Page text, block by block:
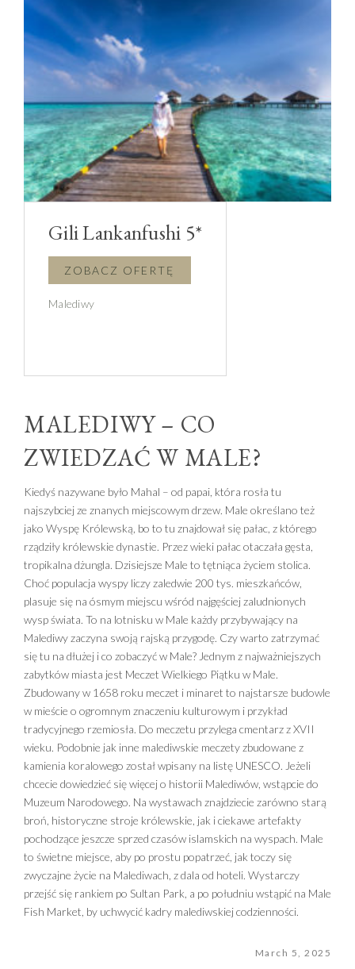
March 5, 2025
Gili Lankanfushi 5*
Malediwy
MALEDIWY – CO
ZWIEDZAĆ W MALE?
Kiedyś nazywane było Mahal – od papai, która rosła tu
najszybciej ze znanych miejscowym drzew. Male określano też
jako Wyspę Królewską, bo to tu znajdował się pałac, z którego
rządziły królewskie dynastie. Przez wieki pałac otaczała gęsta,
tropikalna dżungla. Dzisiejsze Male to tętniąca życiem stolica.
Choć populacja wyspy liczy zaledwie 200 tys. mieszkańców,
plasuje się na ósmym miejscu wśród najgęściej zaludnionych
wysp świata. To na lotnisku w Male każdy przybywający na
Malediwy zaczyna swoją rajską przygodę. Czy warto zatrzymać
się tu na dłużej i co zobaczyć w Male? Jednym z najważniejszych
zabytków miasta jest Meczet Wielkiego Piątku w Male.
Zbudowany w 1658 roku meczet i minaret to najstarsze budowle
w mieście o ogromnym znaczeniu kulturowym i przykład
tradycyjnego rzemiosła. Do meczetu przylega cmentarz z XVII
wieku. Podobnie jak inne malediwskie meczety zbudowane z
kamienia koralowego został wpisany na listę UNESCO. Jeżeli
chcecie dowiedzieć się więcej o historii Malediwów, wstąpcie do
Muzeum Narodowego. Na wystawach znajdziecie zarówno starą
broń, historyczne stroje królewskie, jak i ciekawe artefakty
pochodzące jeszcze sprzed czasów islamskich na wyspach. Male
to świetne miejsce, aby po prostu popatrzeć, jak toczy się
zwyczajne życie na Malediwach, z dala od hoteli. Wystarczy
przejść się rankiem po Sultan Park, a po południu wstąpić na Male
Fish Market, by uchwycić kadry malediwskiej codzienności.